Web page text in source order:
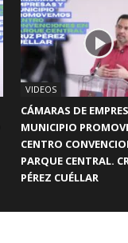
VIDEOS
CÁMARAS DE
MUNICIPIO
CENTRO
PARQUE CENTRAL.
PÉREZ CUÉLLAR